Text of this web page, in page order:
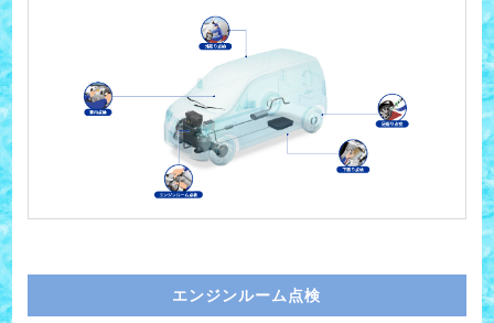
エンジンルーム点検